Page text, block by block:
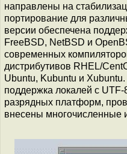
направлены на
портирование для
версии обеспечена
FreeBSD, NetBSD и
современных
дистрибутивов RHEL/
Ubuntu, Kubuntu и
поддержка локалей с
разрядных платформ,
внесены многочисленные